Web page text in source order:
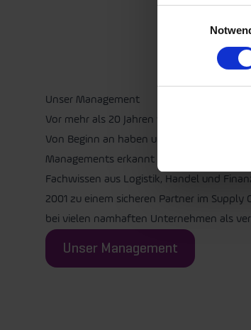
Unser Management
Vor mehr als 20 Jahren wurde Setlog von
Von Beginn an haben unsere Gründer die
Managements erkannt und haben diese
Fachwissen aus Logistik, Handel und
2001 zu einem sicheren Partner im
bei vielen namhaften Unternehmen als
Unser Management